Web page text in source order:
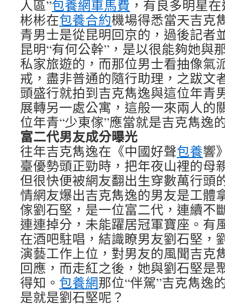
人區”包養網車馬費 ，有良多明星
彬彬在包養合約機場得悉當天吉克
青男士是從昆明回京的，過後記者
昆明“有何公幹”，是以很能夠她與
私家旅遊的，而那位男士看抽像氣
戒，盡非普通的隨行助理，之跋文
頭盛行就拍到吉克雋逸與這位年青
展轉另一處公寓，這般一來兩人的
位年青“少東傢”應當就是吉克雋逸
富二代男友成分曝光
往年吉克雋逸在《中國好聲包養響
臺優勢頭正勁時，把年夜山裡的母
但很快便被網友翻出生穿數萬行頭
情網友爆出吉克雋逸的男友是工體
傢劉石堅，是一位富二代，連續不
連連掉分，未能躍居冠軍寶座。有
在酒吧駐唱，結識瞭男友劉石堅，
演藝工作上位，對男友的風聞吉克
回應，而走紅之後，她與劉石堅是
得知。 包養網那位“伴駕”吉克雋逸
是就是劉石堅呢？